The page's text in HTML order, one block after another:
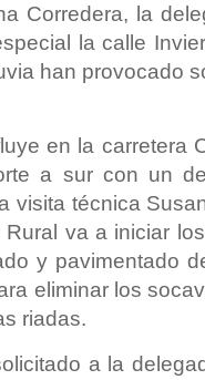
Corredera, la
la calle
han provocado
en la carretera
a sur con un
visita técnica
va a iniciar
y pavimentado
eliminar los
riadas.
a la